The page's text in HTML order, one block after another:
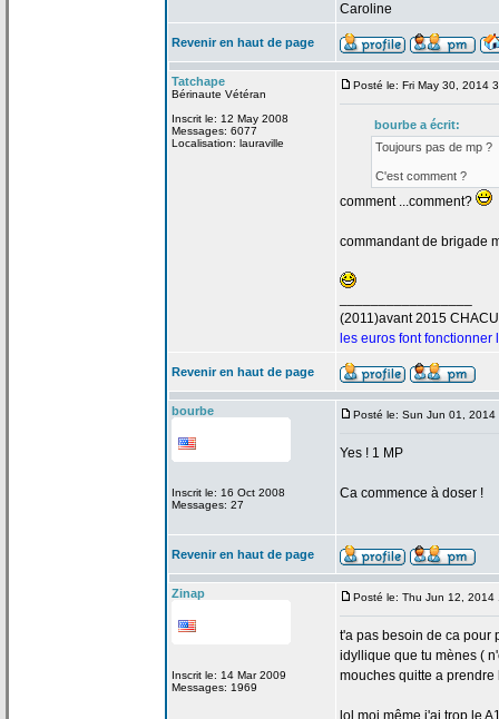
Caroline
Revenir en haut de page
Tatchape
Bérinaute Vétéran
Inscrit le: 12 May 2008
Messages: 6077
Localisation: lauraville
Posté le: Fri May 30, 2014
bourbe a écrit:
Toujours pas de mp ?
C'est comment ?
comment ...comment?
commandant de brigade
(2011)avant 2015
les euros font fonctionner
Revenir en haut de page
bourbe
Inscrit le: 16 Oct 2008
Messages: 27
Posté le: Sun Jun 01, 2014
Yes ! 1 MP
Ca commence à doser !
Revenir en haut de page
Zinap
Inscrit le: 14 Mar 2009
Messages: 1969
Posté le: Thu Jun 12, 2014
t'a pas besoin de ca pour
idyllique que tu mènes (
mouches quitte a prendre
lol moi même j'ai trop le